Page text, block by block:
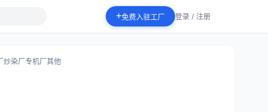
免费入驻工厂 登录 / 注册
炒染厂专机厂其他